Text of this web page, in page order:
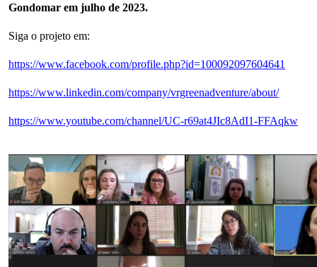
Gondomar em julho de 2023.
Siga o projeto em:
https://www.facebook.com/profile.php?id=100092097604641
https://www.linkedin.com/company/vrgreenadventure/about/
https://www.youtube.com/channel/UC-r69at4JIc8AdI1-FFAqkw